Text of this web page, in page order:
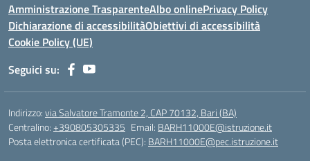
Amministrazione TrasparenteAlbo onlinePrivacy Policy
Dichiarazione di accessibilitàObiettivi di accessibilità
Cookie Policy (UE)
Seguici su:
Indirizzo:via Salvatore Tramonte 2, CAP 70132, Bari (BA)
Centralino:+390805305335 Email: BARH11000E@istruzione.it
Posta elettronica certificata (PEC): BARH11000E@pec.istruzione.it